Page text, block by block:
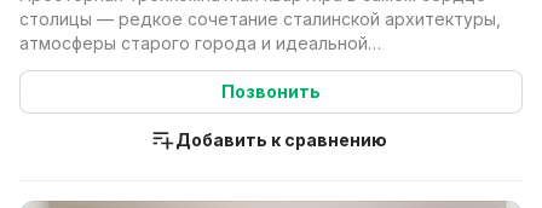
столицы — редкое сочетание сталинской архитектуры,
атмосферы старого города и идеальной
инфраструктур...
Позвонить
Добавить к сравнению